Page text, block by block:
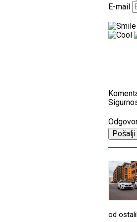
E-mail
od